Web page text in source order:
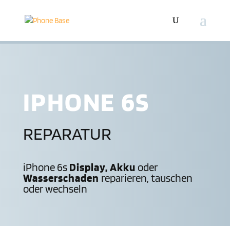
IPHONE 6S
REPARATUR
iPhone 6s Display, Akku oder
Wasserschaden reparieren, tauschen
oder wechseln